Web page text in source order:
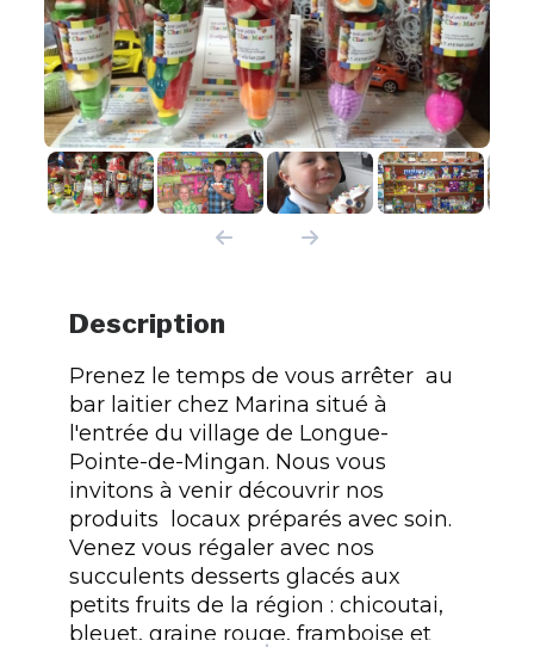
Description
Prenez le temps de vous arrêter au
bar laitier chez Marina situé à
l'entrée du village de Longue-
Pointe-de-Mingan. Nous vous
invitons à venir découvrir nos
produits locaux préparés avec soin.
Venez vous régaler avec nos
succulents desserts glacés aux
petits fruits de la région : chicoutai,
bleuet, graine rouge, framboise et